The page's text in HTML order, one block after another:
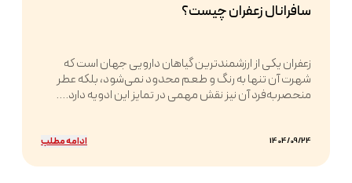
سافرانال زعفران چیست؟
زعفران یکی از ارزشمندترین گیاهان دارویی جهان است که
شهرت آن تنها به رنگ و طعم محدود نمی‌شود، بلکه عطر
منحصربه‌فرد آن نیز نقش مهمی در تمایز این ادویه دارد....
1404/09/24 ادامه مطلب